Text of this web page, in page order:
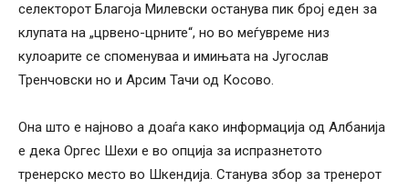
селекторот Благоја Милевски останува пик број еден за
клупата на „црвено-црните“, но во меѓувреме низ
кулоарите се споменуваа и имињата на Југослав
Тренчовски но и Арсим Тачи од Косово.
Она што е најново а доаѓа како информација од Албанија
е дека Оргес Шехи е во опција за испразнетото
тренерско место во Шкендија. Станува збор за тренерот